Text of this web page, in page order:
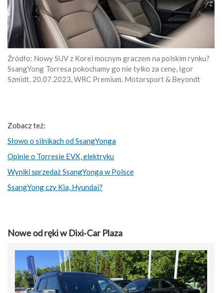
Źródło: Nowy SUV z Korei mocnym graczem na polskim rynku?
SsangYong Torresa pokochamy go nie tylko za cenę, Igor
Szmidt, 20.07.2023, WRC Premium. Motorsport & Beyondt
Zobacz też:
Słowo o silnikach od SsangYonga
Opinie o Torresie EVX, elektryku
Wyniki sprzedaż SsangYonga w Polsce
SsangYong czy Kia, Hyundai?
Nowe od ręki w Dixi‑Car Plaza